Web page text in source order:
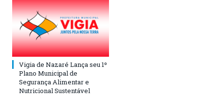
Vigia de Nazaré Lança seu 1º
Plano Municipal de
Segurança Alimentar e
Nutricional Sustentável